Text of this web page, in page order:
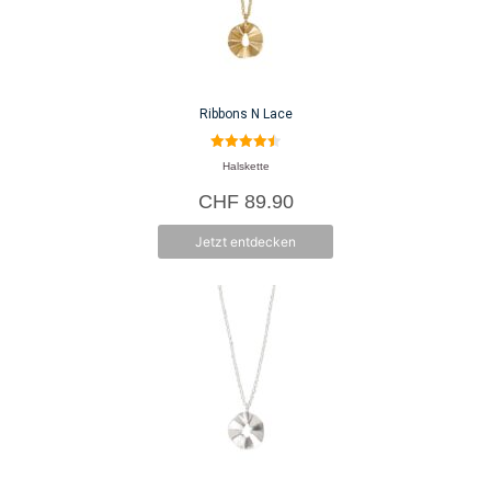
Ribbons N Lace
4.50
von 5
Halskette
CHF89.90
Jetzt entdecken